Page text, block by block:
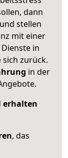
dann
stellen
mit einer
in
sich zurück.
in der
erhalten
, das